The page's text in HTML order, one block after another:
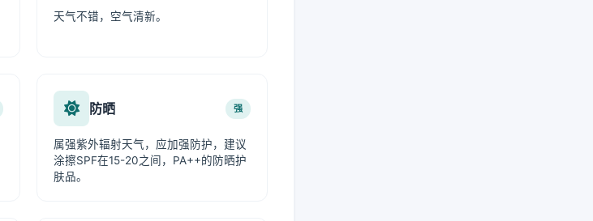
天气不错，空气清新。
防晒 强
属强紫外辐射天气，应加强防护，建议
涂擦SPF在15-20之间，PA++的防晒护
肤品。